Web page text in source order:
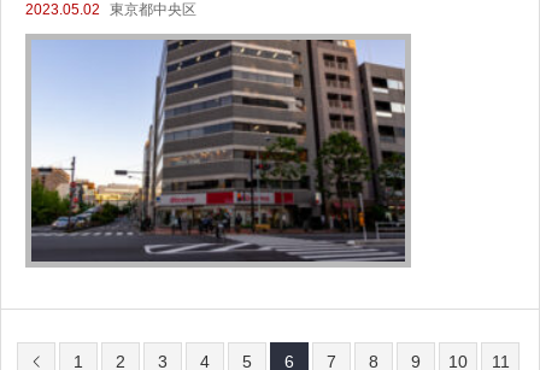
2023.05.02 東京都中央区
1 2 3 4 5 6 7 8 9 10
11